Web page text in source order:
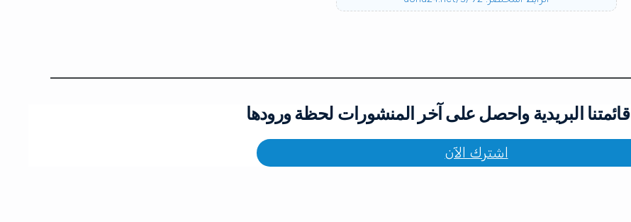
البريدية واحصل على آخر المنشورات لحظة ورودها
اشترك الآن